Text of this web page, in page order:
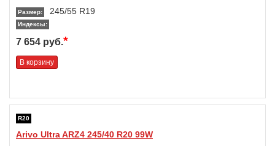
Размер: 245/55 R19
Индексы:
7 654 руб.*
В корзину
R20
Arivo Ultra ARZ4 245/40 R20 99W